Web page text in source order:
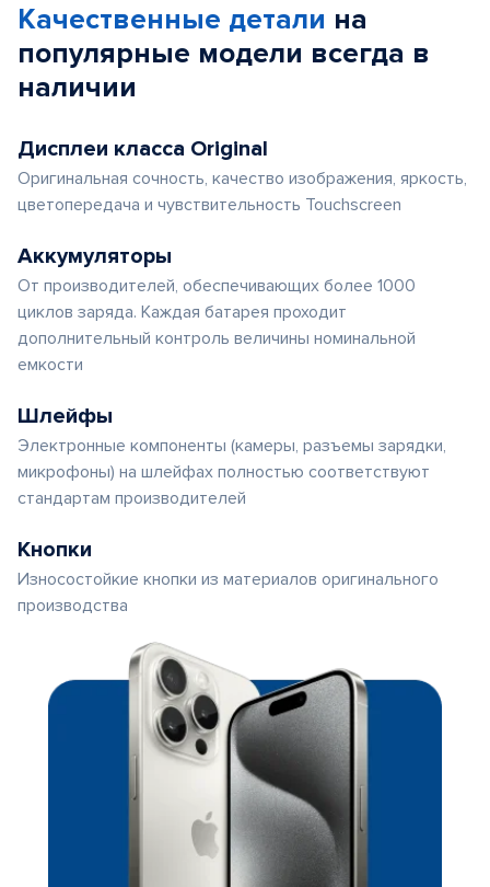
Качественные детали на
популярные модели всегда в
наличии
Дисплеи класса Original
Оригинальная сочность, качество изображения, яркость,
цветопередача и чувствительность Touchscreen
Аккумуляторы
От производителей, обеспечивающих более 1000
циклов заряда. Каждая батарея проходит
дополнительный контроль величины номинальной
емкости
Шлейфы
Электронные компоненты (камеры, разъемы зарядки,
микрофоны) на шлейфах полностью соответствуют
стандартам производителей
Кнопки
Износостойкие кнопки из материалов оригинального
производства